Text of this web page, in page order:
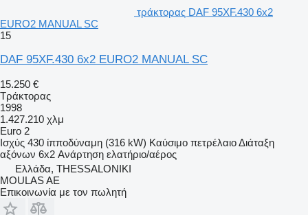
τράκτορας DAF 95XF.430 6x2
EURO2 MANUAL SC
15
DAF 95XF.430 6x2 EURO2 MANUAL SC
15.250 €
Τράκτορας
1998
1.427.210 χλμ
Euro 2
Ισχύς 430 ίπποδύναμη (316 kW) Καύσιμο πετρέλαιοΔιάταξη
αξόνων 6x2 Ανάρτηση ελατήριο/αέρος
Ελλάδα, THESSALONIKI
MOULAS AE
Επικοινωνία με τον πωλητή